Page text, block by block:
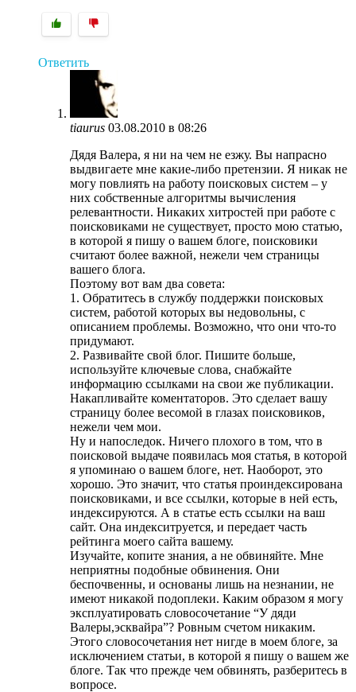
Ответить
tiaurus 03.08.2010 в 08:26
Дядя Валера, я ни на чем не езжу. Вы напрасно
выдвигаете мне какие-либо претензии. Я никак не
могу повлиять на работу поисковых систем – у
них собственные алгоритмы вычисления
релевантности. Никаких хитростей при работе с
поисковиками не существует, просто мою статью,
в которой я пишу о вашем блоге, поисковики
считают более важной, нежели чем страницы
вашего блога.
Поэтому вот вам два совета:
1. Обратитесь в службу поддержки поисковых
систем, работой которых вы недовольны, с
описанием проблемы. Возможно, что они что-то
придумают.
2. Развивайте свой блог. Пишите больше,
используйте ключевые слова, снабжайте
информацию ссылками на свои же публикации.
Накапливайте коментаторов. Это сделает вашу
страницу более весомой в глазах поисковиков,
нежели чем мои.
Ну и напоследок. Ничего плохого в том, что в
поисковой выдаче появилась моя статья, в которой
я упоминаю о вашем блоге, нет. Наоборот, это
хорошо. Это значит, что статья проиндексирована
поисковиками, и все ссылки, которые в ней есть,
индексируются. А в статье есть ссылки на ваш
сайт. Она индекситруется, и передает часть
рейтинга моего сайта вашему.
Изучайте, копите знания, а не обвиняйте. Мне
неприятны подобные обвинения. Они
беспочвенны, и основаны лишь на незнании, не
имеют никакой подоплеки. Каким образом я могу
эксплуатировать словосочетание “У дяди
Валеры,эсквайра”? Ровным счетом никаким.
Этого словосочетания нет нигде в моем блоге, за
исключением статьи, в которой я пишу о вашем же
блоге. Так что прежде чем обвинять, разберитесь в
вопросе.